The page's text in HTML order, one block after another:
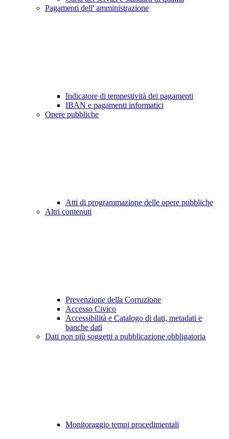
Pagamenti dell' amministrazione
Indicatore di tempestività dei pagamenti
IBAN e pagamenti informatici
Opere pubbliche
Atti di programmazione delle opere pubbliche
Altri contenuti
Prevenzione della Corruzione
Accesso Civico
Accessibilità e Catalogo di dati, metadati e
banche dati
Dati non più soggetti a pubblicazione obbligatoria
Monitoraggio tempi procedimentali